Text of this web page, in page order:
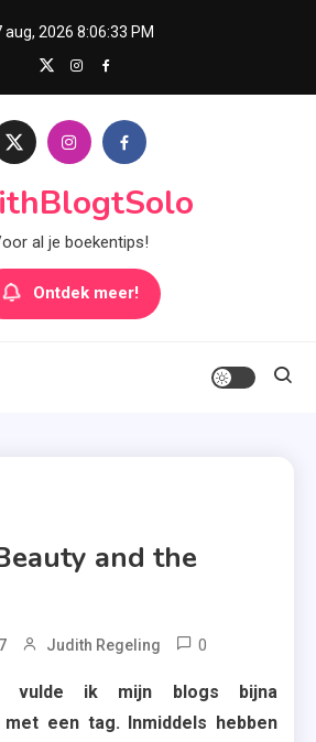
aug, 2026 8:06:34 PM
al je boekentips!
Ontdek meer!
and the
Judith Regeling 0
And
The
vulde ik mijn blogs bijna
met een tag. Inmiddels hebben